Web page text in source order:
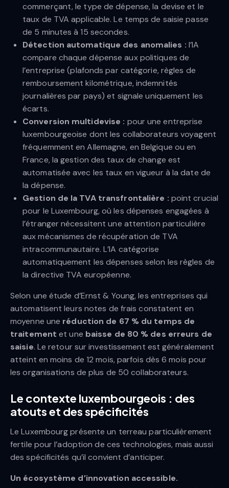
commerçant, le type de dépense, la devise et le
taux de TVA applicable. Le temps de saisie passe
de 5 minutes à 15 secondes.
Détection automatique des anomalies : l’IA
compare chaque dépense aux politiques de
l’entreprise (plafonds par catégorie, règles de
remboursement kilométrique, indemnités
journalières par pays) et signale uniquement les
écarts.
Conversion multidevise : pour une entreprise
luxembourgeoise dont les collaborateurs voyagent
fréquemment en Allemagne, en Belgique ou en
France, la gestion des taux de change est
automatisée avec les taux en vigueur à la date de
la dépense.
Gestion de la TVA transfrontalière : point crucial
pour le Luxembourg, où les dépenses engagées à
l’étranger nécessitent une attention particulière
aux mécanismes de récupération de TVA
intracommunautaire. L’IA catégorise
automatiquement les dépenses selon les règles de
la directive TVA européenne.
Selon une étude d’Ernst & Young, les entreprises qui
automatisent leurs notes de frais constatent en
moyenne une réduction de 67 % du temps de
traitement et une baisse de 80 % des erreurs de
saisie. Le retour sur investissement est généralement
atteint en moins de 12 mois, parfois dès 6 mois pour
les organisations de plus de 50 collaborateurs.
Le contexte luxembourgeois : des
atouts et des spécificités
Le Luxembourg présente un terreau particulièrement
fertile pour l’adoption de ces technologies, mais aussi
des spécificités qu’il convient d’anticiper.
Un écosystème d’innovation accessible.